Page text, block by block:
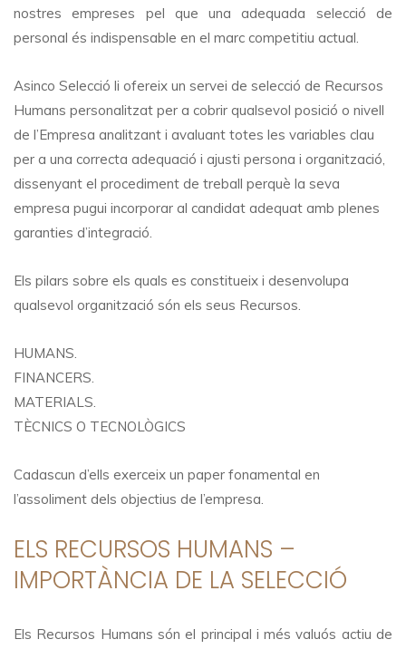
nostres empreses pel que una adequada selecció de
personal és indispensable en el marc competitiu actual.
Asinco Selecció li ofereix un servei de selecció de Recursos
Humans personalitzat per a cobrir qualsevol posició o nivell
de l’Empresa analitzant i avaluant totes les variables clau
per a una correcta adequació i ajusti persona i organització,
dissenyant el procediment de treball perquè la seva
empresa pugui incorporar al candidat adequat amb plenes
garanties d’integració.
Els pilars sobre els quals es constitueix i desenvolupa
qualsevol organització són els seus Recursos.
HUMANS.
FINANCERS.
MATERIALS.
TÈCNICS O TECNOLÒGICS
Cadascun d’ells exerceix un paper fonamental en
l’assoliment dels objectius de l’empresa.
ELS RECURSOS HUMANS –
IMPORTÀNCIA DE LA SELECCIÓ
Els Recursos Humans són el principal i més valuós actiu de